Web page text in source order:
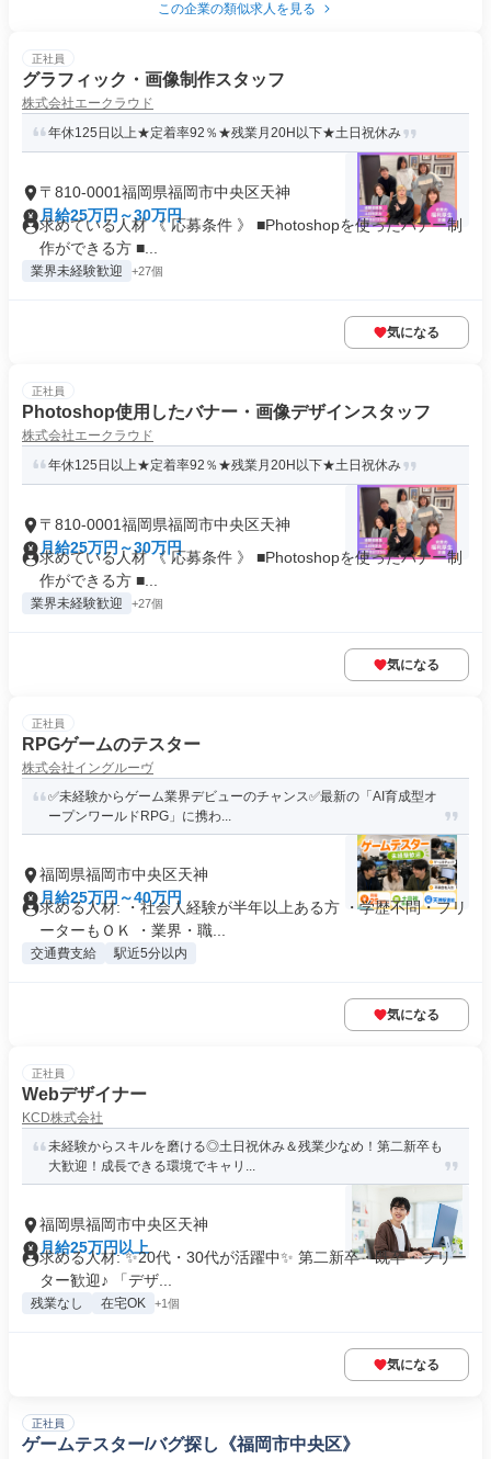
この企業の類似求人を見る
正社員
グラフィック・画像制作スタッフ
株式会社エークラウド
年休125日以上★定着率92％★残業月20H以下★土日祝休み
〒810-0001福岡県福岡市中央区天神
月給25万円～30万円
求めている人材 《 応募条件 》 ■Photoshopを使ったバナー制
作ができる方 ■...
業界未経験歓迎 +27個
気になる
正社員
Photoshop使用したバナー・画像デザインスタッフ
株式会社エークラウド
年休125日以上★定着率92％★残業月20H以下★土日祝休み
〒810-0001福岡県福岡市中央区天神
月給25万円～30万円
求めている人材 《 応募条件 》 ■Photoshopを使ったバナー制
作ができる方 ■...
業界未経験歓迎 +27個
気になる
正社員
RPGゲームのテスター
株式会社イングルーヴ
✅未経験からゲーム業界デビューのチャンス✅最新の「AI育成型オ
ープンワールドRPG」に携わ...
福岡県福岡市中央区天神
月給25万円～40万円
求める人材: ・社会人経験が半年以上ある方 ・学歴不問・フリ
ーターもＯＫ ・業界・職...
交通費支給 駅近5分以内
気になる
正社員
Webデザイナー
KCD株式会社
未経験からスキルを磨ける◎土日祝休み＆残業少なめ！第二新卒も
大歓迎！成長できる環境でキャリ...
福岡県福岡市中央区天神
月給25万円以上
求める人材: ✨20代・30代が活躍中✨ 第二新卒・既卒・フリー
ター歓迎♪ 「デザ...
残業なし 在宅OK +1個
気になる
正社員
ゲームテスター/バグ探し《福岡市中央区》